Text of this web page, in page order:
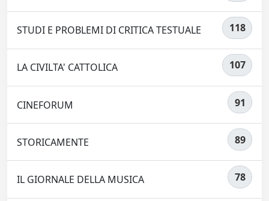
STUDI E PROBLEMI DI CRITICA TESTUALE 118
LA CIVILTA' CATTOLICA 107
CINEFORUM 91
STORICAMENTE 89
IL GIORNALE DELLA MUSICA 78